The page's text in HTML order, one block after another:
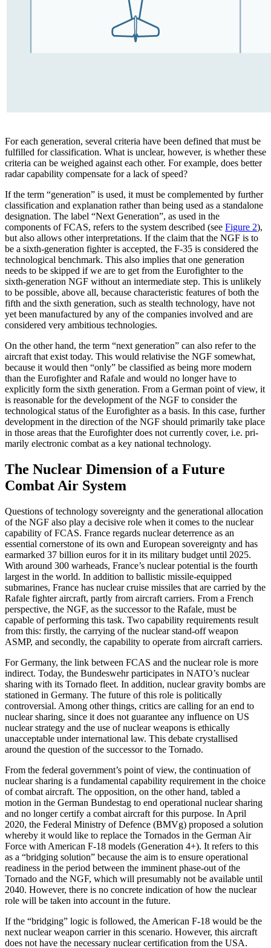
For each generation, several criteria have been defined that must be
fulfilled for classi­fication. What is unclear, however, is wheth­er these
criteria can be weighed against each other. For example, does better
radar capability compensate for a lack of speed?
If the term “generation” is used, it must be complemented by further
classification and explanation rather than being used as a standalone
designation. The label “Next Generation”, as used in the
components of FCAS, refers to the system described (see Figure 2),
but also allows other interpreta­tions. If the claim that the NGF is to
be a sixth-generation fighter is accepted, the F‑35 is considered the
technological bench­mark. This also implies that one generation
needs to be skipped if we are to get from the Eurofighter to the
sixth-generation NGF without an intermediate step. This is un­likely
to be possible, above all, because characteristic features of both the
fifth and the sixth generation, such as stealth tech­nology, have not
yet been manufactured by any of the companies involved and are
con­sidered very ambitious technologies.
On the other hand, the term “next gen­eration” can also refer to the
aircraft that exist today. This would relativise the NGF somewhat,
because it would then “only” be classified as being more modern
than the Eurofighter and Rafale and would no longer have to
explicitly form the sixth generation. From a German point of view, it
is reason­able for the development of the NGF to con­sider the
technological status of the Euro­fighter as a basis. In this case, further
devel­opment in the direction of the NGF should primarily take place
in those areas that the Eurofighter does not currently cover, i.e. pri­
marily electronic combat as a key national technology.
The Nuclear Dimension of a Future
Combat Air System
Questions of technology sovereignty and the generational allocation
of the NGF also play a decisive role when it comes to the nuclear
capability of FCAS. France regards nuclear deterrence as an
essential cornerstone of its own and European sovereignty and has
earmarked 37 billion euros for it in its military budget until 2025.
With around 300 warheads, France’s nuclear potential is the fourth
largest in the world. In addition to ballistic missile-equipped
submarines, France has nuclear cruise missiles that are carried by the
Rafale fighter aircraft, partly from aircraft carriers. From a French
perspec­tive, the NGF, as the successor to the Rafale, must be
capable of performing this task. Two capability requirements result
from this: firstly, the carrying of the nuclear stand-off weapon
ASMP, and secondly, the capability to operate from aircraft carriers.
For Germany, the link between FCAS and the nuclear role is more
indirect. Today, the Bundeswehr participates in NATO’s nuclear
sharing with its Tornado fleet. In addition, nuclear gravity bombs are
stationed in Ger­many. The future of this role is politi­cally
controversial. Among other things, critics are calling for an end to
nuclear sharing, since it does not guarantee any influence on US
nuclear strategy and the use of nuclear weapons is ethically
unacceptable under international law. This debate crys­tallised
around the question of the suc­cessor to the Tornado.
From the federal government’s point of view, the continuation of
nuclear sharing is a fundamental capability requirement in the choice
of combat aircraft. The opposi­tion, on the other hand, tabled a
motion in the German Bundestag to end operational nuclear sharing
and no longer certify a com­bat aircraft for this purpose. In April
2020, the Federal Ministry of Defence (BMVg) pro­posed a solution
whereby it would like to replace the Tornados in the German Air
Force with American F‑18 models (Genera­tion 4+). It refers to this
as a “bridging solu­tion” because the aim is to ensure opera­tional
readiness in the period between the imminent phase-out of the
Tornado and the NGF, which will presumably not be avail­able until
2040. However, there is no con­crete indication of how the nuclear
role will be taken into account in the future.
If the “bridging” logic is followed, the American F-18 would be the
next nuclear weapon carrier in this scenario. However, this aircraft
does not have the necessary nuclear certification from the USA.